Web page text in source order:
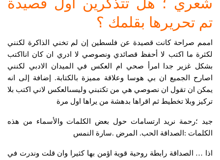
تم تحريرها بقلمك ؟
اممم صراحة كانت قصيدة عن فلسطين إن لم تخني الذاكرة لكنني
لكثرة ما اكتب لا أحفظ قصائدي ونصوصي لا ادري ان كان انااكتب
بشكل غزير جدا امرأ صحي ام العكس في الميدان الادبي لكنني
اصارح الجميع ان بي هوسا وعلاقة مميزة بالكتابة. إضافة إلى انه
يمكن ان تقول ان نصوصي هي من تكتبني وليسىالعكس لاني اكتب بلا
تركيز وبلا تخطيط ثم اقراها بدهشة من يراها اول مرة
جيد ؛رحمة نريد ارتسامات حول بعض الكلمات واﻷسماء من هذه
الكلمات :الصداقة الحب. المرض .سارة النمس
اذا … الصداقة رابطة روحية قوية اؤمن بها كثيرا وان قلت وندرت في